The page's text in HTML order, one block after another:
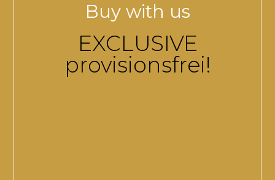
Buy with us
EXCLUSIVE
provisionsfrei!